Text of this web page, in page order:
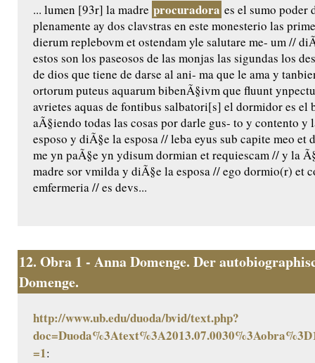
... lumen [93r] la madre procuradora es el sumo poder
plenamente ay dos clavstras en este monesterio las
dierum replebovm et ostendam yle salutare me- um //
estos son los paseosos de las monjas las sigundas los
de dios que tiene de darse al ani- ma que le ama y
ortorum puteus aquarum bibenÃ§ivm que fluunt
avrietes aquas de fontibus salbatori[s] el dormidor es el
aÃ§iendo todas las cosas por darle gus- to y contento y
esposo y diÃ§e la esposa // leba eyus sub capite meo et
me yn paÃ§e yn ydisum dormian et requiescam // y la
madre sor vmilda y diÃ§e la esposa // ego dormio(r) et
emfermeria // es devs...
12. Obra 1 - Anna Domenge. Der
Domenge.
http://www.ub.edu/duoda/bvid/text.php?
=1: